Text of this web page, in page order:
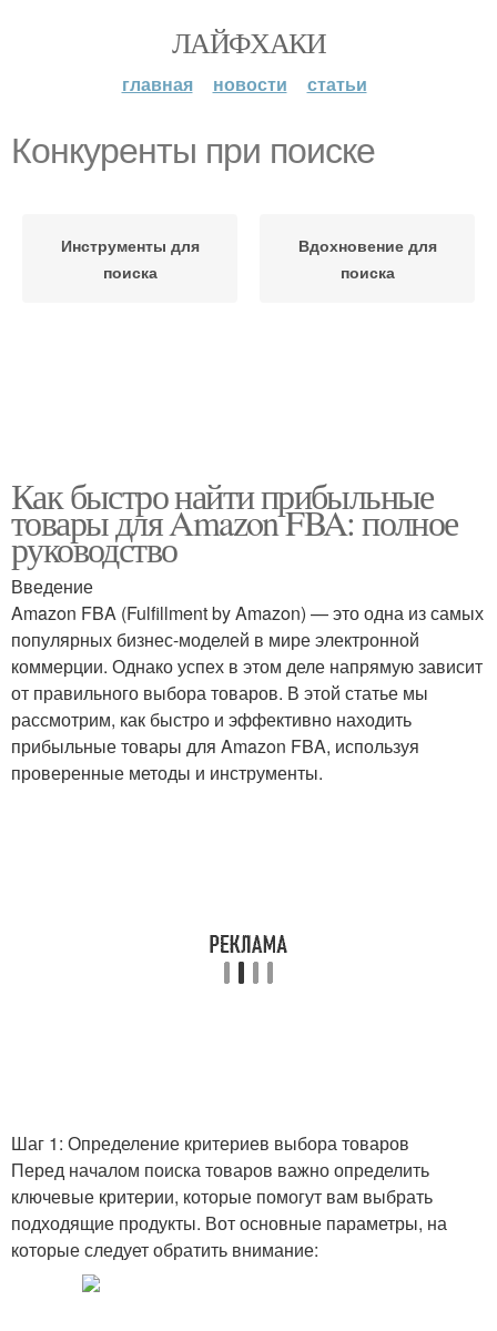
ЛАЙФХАКИ
главная новости статьи
Конкуренты при поиске
Инструменты для
поиска
Вдохновение для
поиска
Как быстро найти прибыльные
товары для Amazon FBA: полное
руководство
Введение
Amazon FBA (Fulfillment by Amazon) — это одна из самых
популярных бизнес-моделей в мире электронной
коммерции. Однако успех в этом деле напрямую зависит
от правильного выбора товаров. В этой статье мы
рассмотрим, как быстро и эффективно находить
прибыльные товары для Amazon FBA, используя
проверенные методы и инструменты.
Шаг 1: Определение критериев выбора товаров
Перед началом поиска товаров важно определить
ключевые критерии, которые помогут вам выбрать
подходящие продукты. Вот основные параметры, на
которые следует обратить внимание: